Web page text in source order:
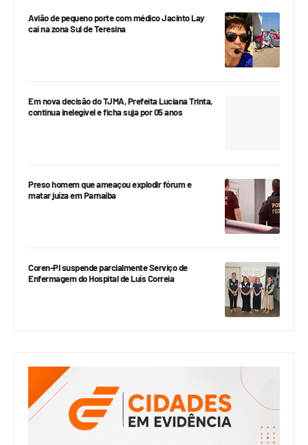
Avião de pequeno porte com médico Jacinto Lay
cai na zona Sul de Teresina
Em nova decisão do TJMA, Prefeita Luciana Trinta,
continua inelegível e ficha suja por 05 anos
Preso homem que ameaçou explodir fórum e
matar juíza em Parnaíba
Coren-PI suspende parcialmente Serviço de
Enfermagem do Hospital de Luís Correia